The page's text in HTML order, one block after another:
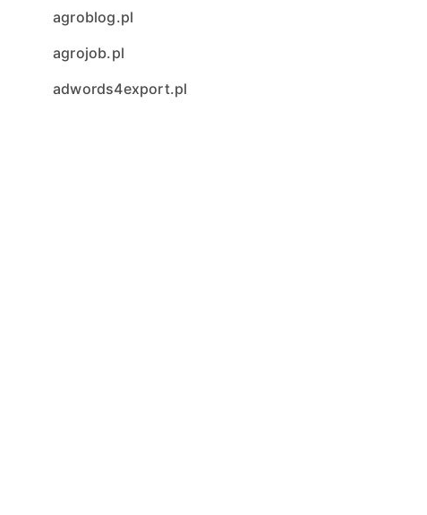
agroblog.pl
agrojob.pl
adwords4export.pl